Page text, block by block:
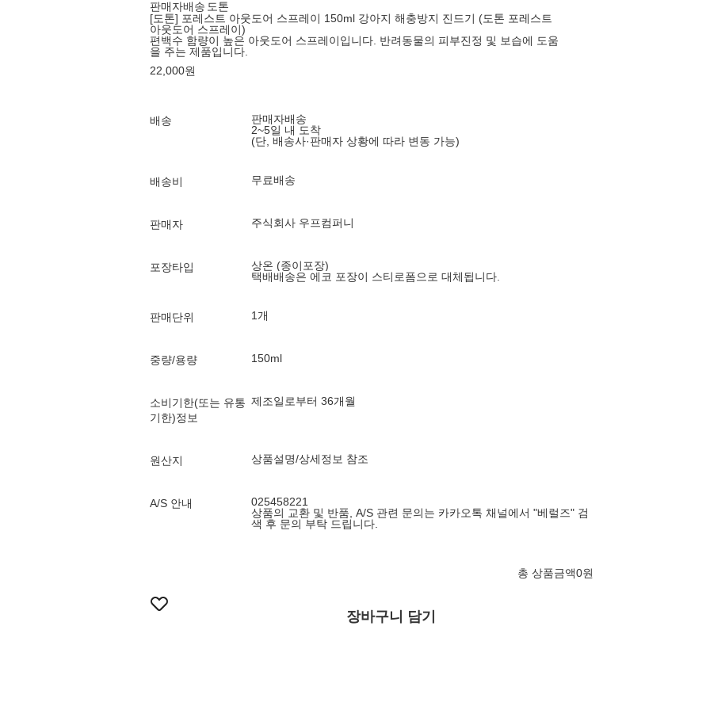
판매자배송 도톤
[도톤] 포레스트 아웃도어 스프레이 150ml 강아지 해충방지 진드기 (도톤 포레스트
아웃도어 스프레이)
편백수 함량이 높은 아웃도어 스프레이입니다. 반려동물의 피부진정 및 보습에 도움
을 주는 제품입니다.
22,000원
배송
판매자배송
2~5일 내 도착
(단, 배송사·판매자 상황에 따라 변동 가능)
배송비 무료배송
판매자 주식회사 우프컴퍼니
포장타입
상온 (종이포장)
택배배송은 에코 포장이 스티로폼으로 대체됩니다.
판매단위 1개
중량/용량 150ml
소비기한(또는 유통
기한)정보
제조일로부터 36개월
원산지 상품설명/상세정보 참조
A/S 안내
025458221
상품의 교환 및 반품, A/S 관련 문의는 카카오톡 채널에서 "베럴즈" 검
색 후 문의 부탁 드립니다.
총 상품금액0원
장바구니 담기